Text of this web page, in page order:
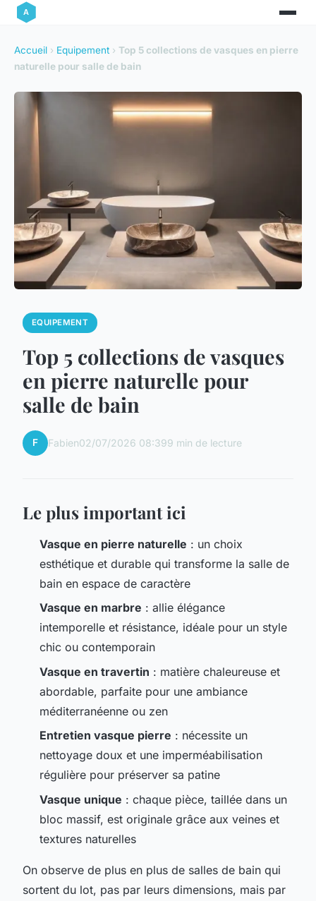
Accueil › Equipement › Top 5 collections de vasques en pierre
naturelle pour salle de bain
EQUIPEMENT
Top 5 collections de vasques
en pierre naturelle pour
salle de bain
F Fabien02/07/2026 08:399 min de lecture
Le plus important ici
Vasque en pierre naturelle : un choix
esthétique et durable qui transforme la salle de
bain en espace de caractère
Vasque en marbre : allie élégance
intemporelle et résistance, idéale pour un style
chic ou contemporain
Vasque en travertin : matière chaleureuse et
abordable, parfaite pour une ambiance
méditerranéenne ou zen
Entretien vasque pierre : nécessite un
nettoyage doux et une imperméabilisation
régulière pour préserver sa patine
Vasque unique : chaque pièce, taillée dans un
bloc massif, est originale grâce aux veines et
textures naturelles
On observe de plus en plus de salles de bain qui
sortent du lot, pas par leurs dimensions, mais par